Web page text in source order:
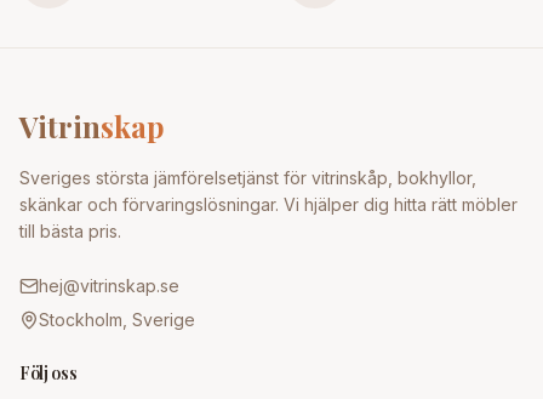
Vitrinskap
Sveriges största jämförelsetjänst för vitrinskåp, bokhyllor,
skänkar och förvaringslösningar. Vi hjälper dig hitta rätt möbler
till bästa pris.
hej@vitrinskap.se
Stockholm, Sverige
Följ oss